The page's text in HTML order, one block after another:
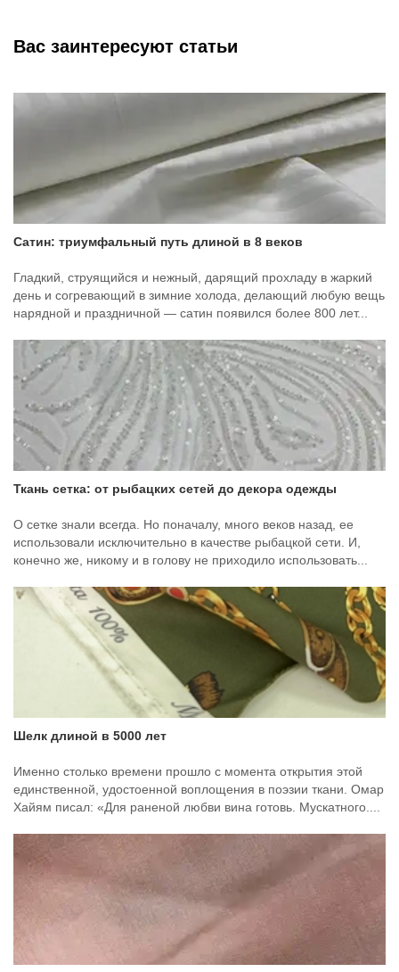
Вас заинтересуют статьи
Сатин: триумфальный путь длиной в 8 веков
Гладкий, струящийся и нежный, дарящий прохладу в жаркий
день и согревающий в зимние холода, делающий любую вещь
нарядной и праздничной — сатин появился более 800 лет...
Ткань сетка: от рыбацких сетей до декора одежды
О сетке знали всегда. Но поначалу, много веков назад, ее
использовали исключительно в качестве рыбацкой сети. И,
конечно же, никому и в голову не приходило использовать...
Шелк длиной в 5000 лет
Именно столько времени прошло с момента открытия этой
единственной, удостоенной воплощения в поэзии ткани. Омар
Хайям писал: «Для раненой любви вина готовь. Мускатного....